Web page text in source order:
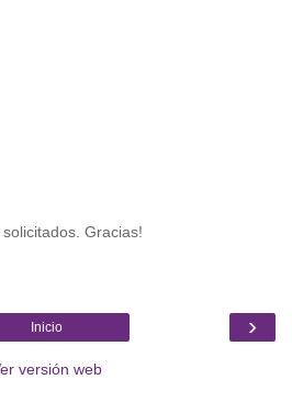
Gracias!
›
Inicio
versión web